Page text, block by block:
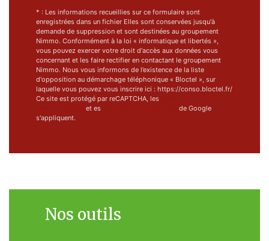
* : Les informations recueillies sur ce formulaire sont
enregistrées dans un fichier Elles sont conservées jusqu'à
demande de suppression et sont destinées au groupement
Nimmo. Conformément à la loi « informatique et libertés »,
vous pouvez exercer votre droit d'accès aux données vous
concernant et les faire rectifier en contactant le groupement
Nimmo. Nous vous informons de l’existence de la liste
d'opposition au démarchage téléphonique « Bloctel », sur
laquelle vous pouvez vous inscrire ici : https://conso.bloctel.fr/
Ce site est protégé par reCAPTCHA, les
et es
de Google
s'appliquent.
Nos outils